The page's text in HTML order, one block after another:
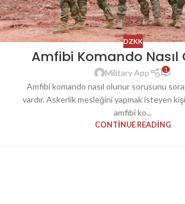
DZKK
Amfibi Komando Nasıl
Military App 1
Amfibi komando nasıl olunur sorusunu
vardır. Askerlik mesleğini yapmak isteyen
amfibi ko...
CONTINUE READING